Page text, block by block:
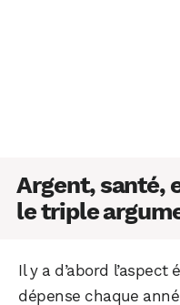
Argent, santé,
le triple
Il y a d’abord
dépense chaque
WhatsApp